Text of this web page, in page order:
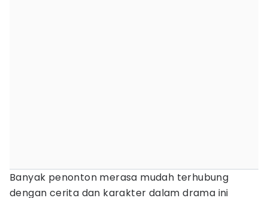
Banyak penonton merasa mudah terhubung
dengan cerita dan karakter dalam drama ini